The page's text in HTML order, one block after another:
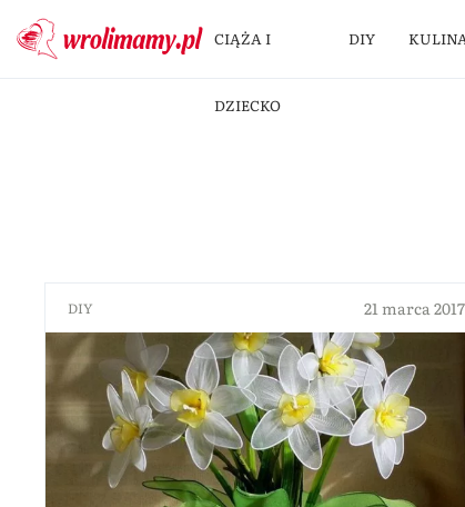
CIĄŻA I
DZIECKO
DIY
DIY 21 marca 2017